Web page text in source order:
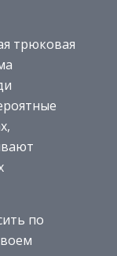
трюковая
по